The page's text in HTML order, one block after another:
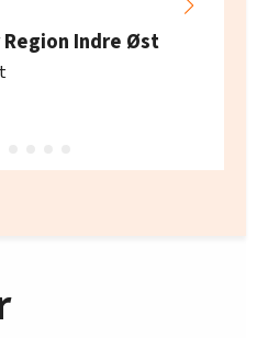
Indre Øst